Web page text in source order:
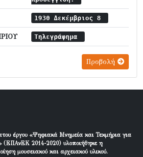
1930 Δεκέμβριος 8
Τηλεγράφημα
Προβολή
έργου «Ψηφιακά Μνημεία και Τεκμήρια για
(ΕΠΑνΕΚ 2014-2020) υλοποιήθηκε η
μουσειακού και αρχειακού υλικού.